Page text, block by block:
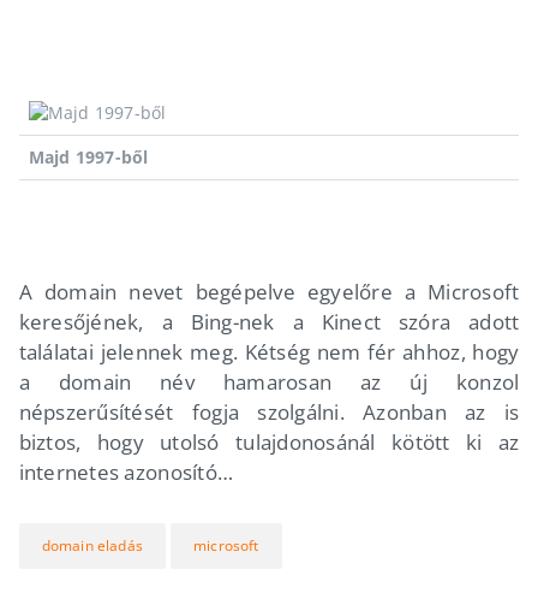
Majd 1997-ből
A domain nevet begépelve egyelőre a Microsoft
keresőjének, a Bing-nek a Kinect szóra adott
találatai jelennek meg. Kétség nem fér ahhoz, hogy
a domain név hamarosan az új konzol
népszerűsítését fogja szolgálni. Azonban az is
biztos, hogy utolsó tulajdonosánál kötött ki az
internetes azonosító…
domain eladás microsoft